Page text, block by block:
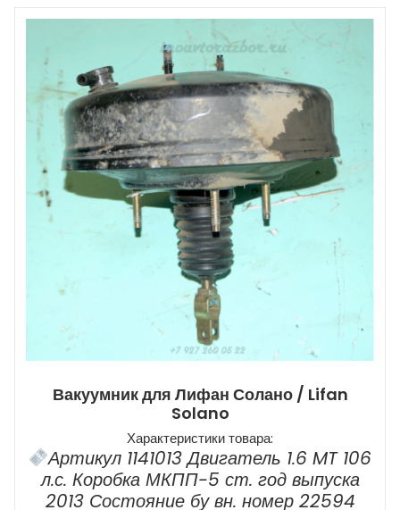
Вакуумник для Лифан Солано / Lifan
Solano
Характеристики товара:
Артикул 1141013 Двигатель 1.6 MT 106
л.с. Коробка МКПП-5 ст. год выпуска
2013 Состояние бу вн. номер 22594